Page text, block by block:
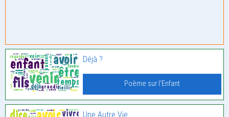
Déjà ?
Poème sur l'Enfant
Une Autre Vie